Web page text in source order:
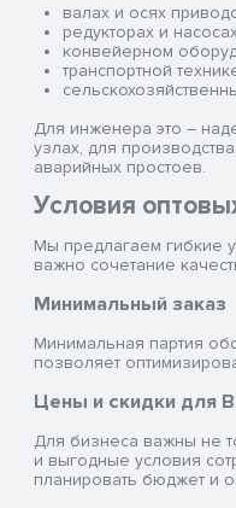
валах и осях
редукторах и
конвейерном
транспортной
Для инженера это –
узлах, для
аварийных простоев.
Условия
Мы предлагаем гибкие
важно сочетание
Минимальный заказ
Минимальная партия
позволяет
Цены и скидки для
Для бизнеса важны не
и выгодные условия
планировать бюджет и